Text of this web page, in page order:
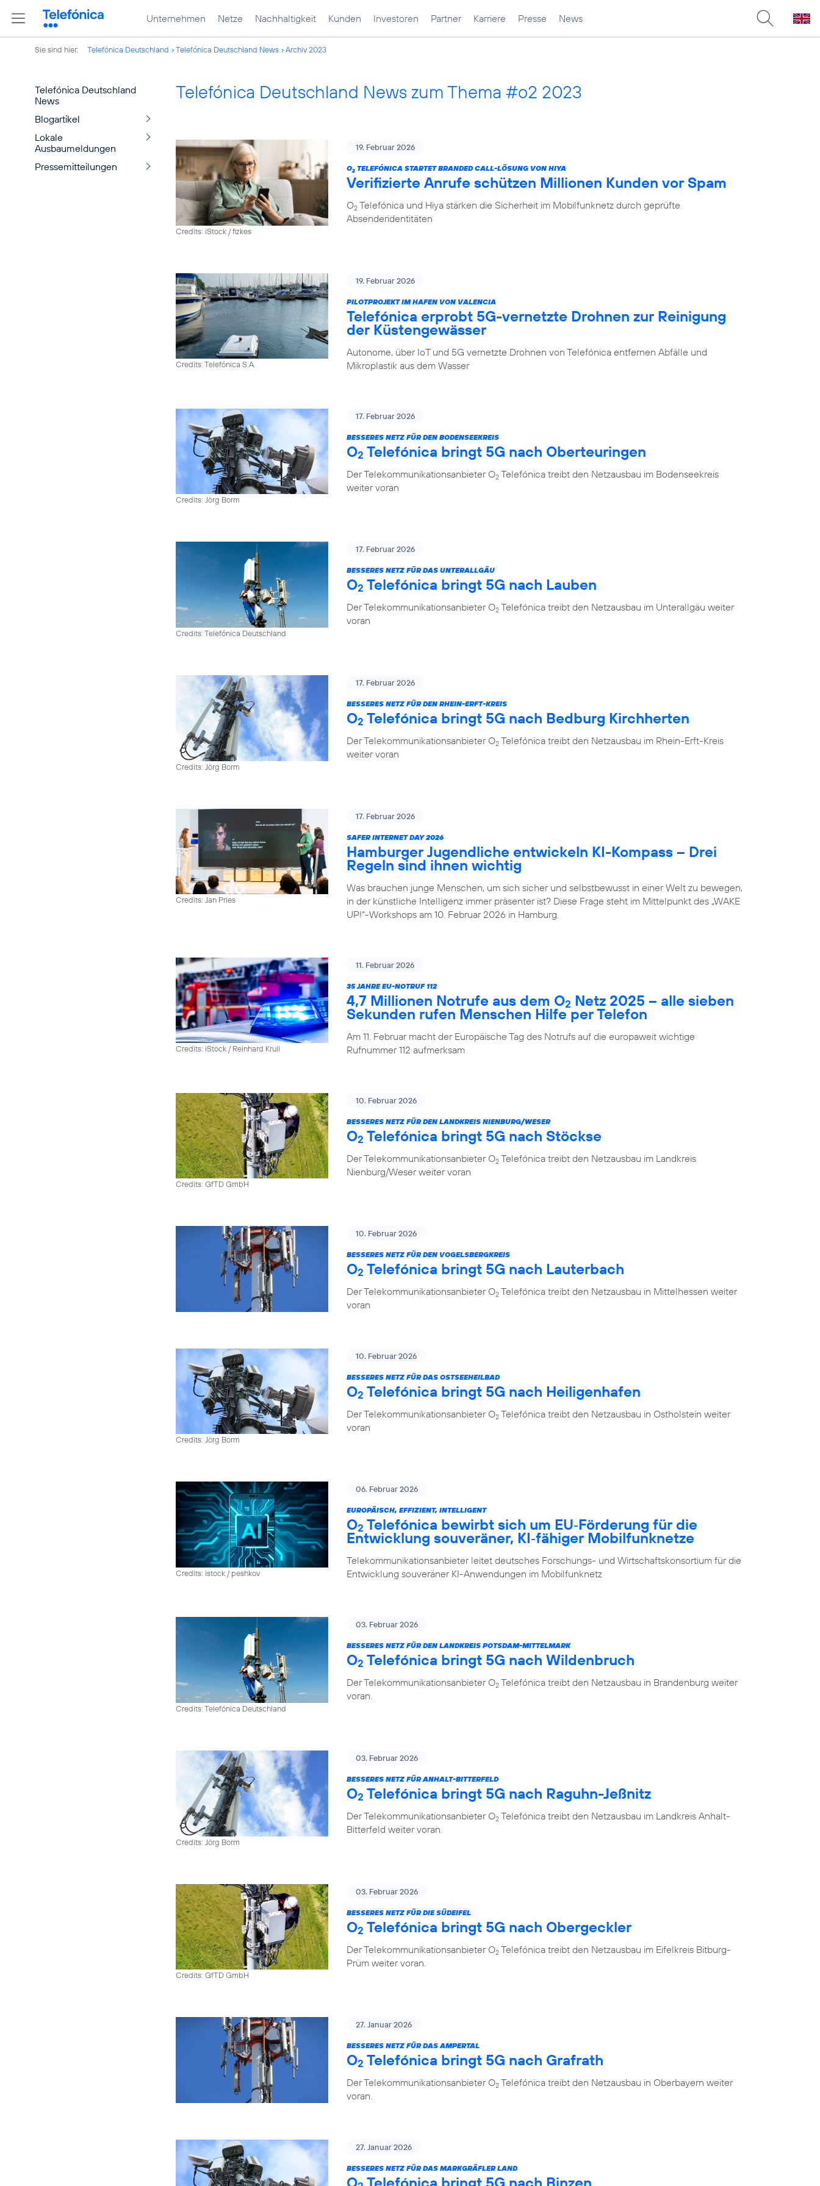
Unternehmen Netze Nachhaltigkeit Kunden Investoren Partner Karriere Presse News
Sie sind hier: Telefónica Deutschland Telefónica Deutschland News Archiv 2023
Telefónica Deutschland
News
Blogartikel
Lokale
Ausbaumeldungen
Pressemitteilungen
Telefónica Deutschland News zum Thema #o2 2023
Credits: iStock / fizkes
19. Februar 2026
O2 TELEFÓNICA STARTET BRANDED CALL-LÖSUNG VON HIYA
Verifizierte Anrufe schützen Millionen Kunden vor Spam
O2 Telefónica und Hiya stärken die Sicherheit im Mobilfunknetz durch geprüfte
Absenderidentitäten
Credits: Telefónica S.A.
19. Februar 2026
PILOTPROJEKT IM HAFEN VON VALENCIA
Telefónica erprobt 5G-vernetzte Drohnen zur Reinigung
der Küstengewässer
Autonome, über IoT und 5G vernetzte Drohnen von Telefónica entfernen Abfälle und
Mikroplastik aus dem Wasser
Credits: Jörg Borm
17. Februar 2026
BESSERES NETZ FÜR DEN BODENSEEKREIS
O2 Telefónica bringt 5G nach Oberteuringen
Der Telekommunikationsanbieter O2 Telefónica treibt den Netzausbau im Bodenseekreis
weiter voran
Credits: Telefónica Deutschland
17. Februar 2026
BESSERES NETZ FÜR DAS UNTERALLGÄU
O2 Telefónica bringt 5G nach Lauben
Der Telekommunikationsanbieter O2 Telefónica treibt den Netzausbau im Unterallgäu weiter
voran
Credits: Jörg Borm
17. Februar 2026
BESSERES NETZ FÜR DEN RHEIN-ERFT-KREIS
O2 Telefónica bringt 5G nach Bedburg Kirchherten
Der Telekommunikationsanbieter O2 Telefónica treibt den Netzausbau im Rhein-Erft-Kreis
weiter voran
Credits: Jan Pries
17. Februar 2026
SAFER INTERNET DAY 2026
Hamburger Jugendliche entwickeln KI-Kompass – Drei
Regeln sind ihnen wichtig
Was brauchen junge Menschen, um sich sicher und selbstbewusst in einer Welt zu bewegen,
in der künstliche Intelligenz immer präsenter ist? Diese Frage steht im Mittelpunkt des „WAKE
UP!“-Workshops am 10. Februar 2026 in Hamburg.
Credits: iStock / Reinhard Krull
11. Februar 2026
35 JAHRE EU-NOTRUF 112
4,7 Millionen Notrufe aus dem O2 Netz 2025 – alle sieben
Sekunden rufen Menschen Hilfe per Telefon
Am 11. Februar macht der Europäische Tag des Notrufs auf die europaweit wichtige
Rufnummer 112 aufmerksam
Credits: GfTD GmbH
10. Februar 2026
BESSERES NETZ FÜR DEN LANDKREIS NIENBURG/WESER
O2 Telefónica bringt 5G nach Stöckse
Der Telekommunikationsanbieter O2 Telefónica treibt den Netzausbau im Landkreis
Nienburg/Weser weiter voran
10. Februar 2026
BESSERES NETZ FÜR DEN VOGELSBERGKREIS
O2 Telefónica bringt 5G nach Lauterbach
Der Telekommunikationsanbieter O2 Telefónica treibt den Netzausbau in Mittelhessen weiter
voran
Credits: Jörg Borm
10. Februar 2026
BESSERES NETZ FÜR DAS OSTSEEHEILBAD
O2 Telefónica bringt 5G nach Heiligenhafen
Der Telekommunikationsanbieter O2 Telefónica treibt den Netzausbau in Ostholstein weiter
voran
Credits: istock / peshkov
06. Februar 2026
EUROPÄISCH, EFFIZIENT, INTELLIGENT
O2 Telefónica bewirbt sich um EU‑Förderung für die
Entwicklung souveräner, KI‑fähiger Mobilfunknetze
Telekommunikationsanbieter leitet deutsches Forschungs- und Wirtschaftskonsortium für die
Entwicklung souveräner KI-Anwendungen im Mobilfunknetz
Credits: Telefónica Deutschland
03. Februar 2026
BESSERES NETZ FÜR DEN LANDKREIS POTSDAM-MITTELMARK
O2 Telefónica bringt 5G nach Wildenbruch
Der Telekommunikationsanbieter O2 Telefónica treibt den Netzausbau in Brandenburg weiter
voran.
Credits: Jörg Borm
03. Februar 2026
BESSERES NETZ FÜR ANHALT-BITTERFELD
O2 Telefónica bringt 5G nach Raguhn-Jeßnitz
Der Telekommunikationsanbieter O2 Telefónica treibt den Netzausbau im Landkreis Anhalt-
Bitterfeld weiter voran.
Credits: GfTD GmbH
03. Februar 2026
BESSERES NETZ FÜR DIE SÜDEIFEL
O2 Telefónica bringt 5G nach Obergeckler
Der Telekommunikationsanbieter O2 Telefónica treibt den Netzausbau im Eifelkreis Bitburg-
Prüm weiter voran.
27. Januar 2026
BESSERES NETZ FÜR DAS AMPERTAL
O2 Telefónica bringt 5G nach Grafrath
Der Telekommunikationsanbieter O2 Telefónica treibt den Netzausbau in Oberbayern weiter
voran.
27. Januar 2026
BESSERES NETZ FÜR DAS MARKGRÄFLER LAND
O Telefónica bringt 5G nach Binzen